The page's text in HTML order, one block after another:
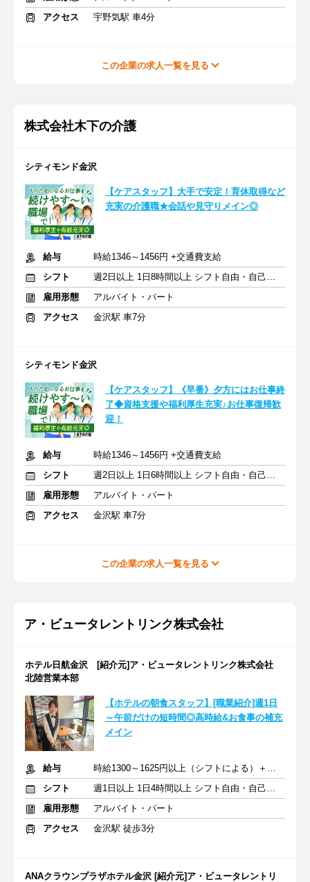
アクセス
宇野気駅 車4分
この企業の求人一覧を見る
株式会社木下の介護
シティモンド金沢
【ケアスタッフ】大手で安定！育休取得など
充実の介護職★会話や見守りメイン◎
給与
時給1346～1456円 +交通費支給
シフト
週2日以上 1日8時間以上 シフト自由・自己申告
雇用形態
アルバイト・パート
アクセス
金沢駅 車7分
シティモンド金沢
【ケアスタッフ】《早番》夕方にはお仕事終
了◆資格支援や福利厚生充実♪お仕事復帰歓
迎！
給与
時給1346～1456円 +交通費支給
シフト
週2日以上 1日6時間以上 シフト自由・自己申告
雇用形態
アルバイト・パート
アクセス
金沢駅 車7分
この企業の求人一覧を見る
ア・ビュータレントリンク株式会社
ホテル日航金沢 [紹介元]ア・ビュータレントリンク株式会社
北陸営業本部
【ホテルの朝食スタッフ】[職業紹介]週1日
～午前だけの短時間◎高時給&お食事の補充
メイン
給与
時給1300～1625円以上（シフトによる）＋交通費規定支給
シフト
週1日以上 1日4時間以上 シフト自由・自己申告
雇用形態
アルバイト・パート
アクセス
金沢駅 徒歩3分
ANAクラウンプラザホテル金沢 [紹介元]ア・ビュータレントリ